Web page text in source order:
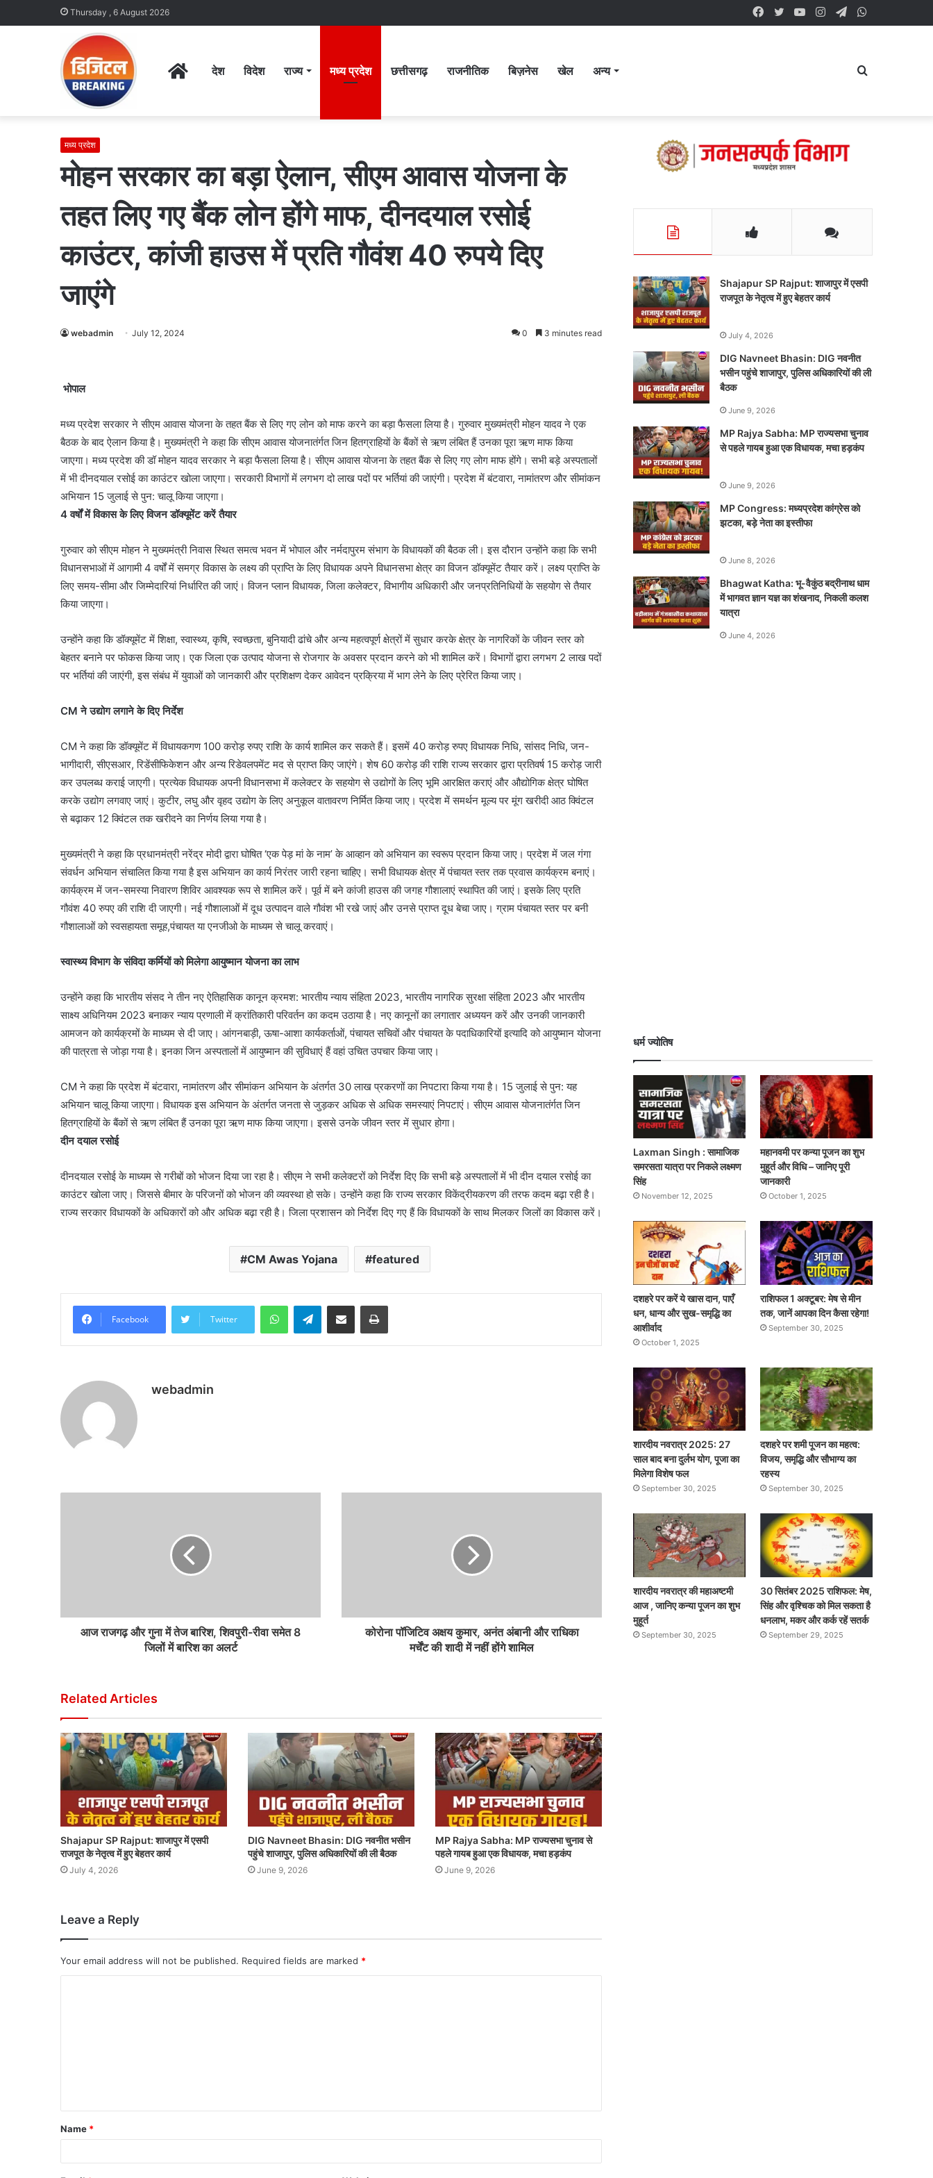
Thursday , 6 August 2026 Telegram
Instagram
YouTube
Twitter
Facebook
Homeदेश विदेश राज्य मध्य प्रदेश छत्तीसगढ़ राजनीतिक बिज़नेस खेल अन्य Search
मध्य प्रदेश
मोहन सरकार का बड़ा ऐलान, सीएम आवास योजना के
तहत लिए गए बैंक लोन होंगे माफ, दीनदयाल रसोई
काउंटर, कांजी हाउस में प्रति गौवंश 40 रुपये दिए
जाएंगे
webadmin July 12, 2024 0 3 minutes read
भोपाल
मध्य प्रदेश सरकार ने सीएम आवास योजना के तहत बैंक से लिए गए लोन को माफ करने का बड़ा फैसला लिया है। गुरुवार मुख्यमंत्री मोहन यादव ने एक
बैठक के बाद ऐलान किया है। मुख्यमंत्री ने कहा कि सीएम आवास योजनातंर्गत जिन हितग्राहियों के बैंकों से ऋण लंबित हैं उनका पूरा ऋण माफ किया
जाएगा। मध्य प्रदेश की डॉ मोहन यादव सरकार ने बड़ा फैसला लिया है। सीएम आवास योजना के तहत बैंक से लिए गए लोग माफ होंगे। सभी बड़े अस्पतालों
में भी दीनदयाल रसोई का काउंटर खोला जाएगा। सरकारी विभागों में लगभग दो लाख पदों पर भर्तियां की जाएंगी। प्रदेश में बंटवारा, नामांतरण और सीमांकन
अभियान 15 जुलाई से पुन: चालू किया जाएगा।
4 वर्षों में विकास के लिए विजन डॉक्यूमेंट करें तैयार
गुरुवार को सीएम मोहन ने मुख्यमंत्री निवास स्थित समत्व भवन में भोपाल और नर्मदापुरम संभाग के विधायकों की बैठक ली। इस दौरान उन्होंने कहा कि सभी
विधानसभाओं में आगामी 4 वर्षों में समग्र विकास के लक्ष्य की प्राप्ति के लिए विधायक अपने विधानसभा क्षेत्र का विजन डॉक्यूमेंट तैयार करें। लक्ष्य प्राप्ति के
लिए समय-सीमा और जिम्मेदारियां निर्धारित की जाएं। विजन प्लान विधायक, जिला कलेक्टर, विभागीय अधिकारी और जनप्रतिनिधियों के सहयोग से तैयार
किया जाएगा।
उन्होंने कहा कि डॉक्यूमेंट में शिक्षा, स्वास्थ्य, कृषि, स्वच्छता, बुनियादी ढांचे और अन्य महत्वपूर्ण क्षेत्रों में सुधार करके क्षेत्र के नागरिकों के जीवन स्तर को
बेहतर बनाने पर फोकस किया जाए। एक जिला एक उत्पाद योजना से रोजगार के अवसर प्रदान करने को भी शामिल करें। विभागों द्वारा लगभग 2 लाख पदों
पर भर्तियां की जाएंगी, इस संबंध में युवाओं को जानकारी और प्रशिक्षण देकर आवेदन प्रक्रिया में भाग लेने के लिए प्रेरित किया जाए।
CM ने उद्योग लगाने के दिए निर्देश
CM ने कहा कि डॉक्यूमेंट में विधायकगण 100 करोड़ रुपए राशि के कार्य शामिल कर सकते हैं। इसमें 40 करोड़ रुपए विधायक निधि, सांसद निधि, जन-
भागीदारी, सीएसआर, रिडेंसीफिकेशन और अन्य रिडेवलपमेंट मद से प्राप्त किए जाएंगे। शेष 60 करोड़ की राशि राज्य सरकार द्वारा प्रतिवर्ष 15 करोड़ जारी
कर उपलब्ध कराई जाएगी। प्रत्येक विधायक अपनी विधानसभा में कलेक्टर के सहयोग से उद्योगों के लिए भूमि आरक्षित कराएं और औद्योगिक क्षेत्र घोषित
करके उद्योग लगवाए जाएं। कुटीर, लघु और वृहद उद्योग के लिए अनुकूल वातावरण निर्मित किया जाए। प्रदेश में समर्थन मूल्य पर मूंग खरीदी आठ क्विंटल
से बढ़ाकर 12 क्विंटल तक खरीदने का निर्णय लिया गया है।
मुख्यमंत्री ने कहा कि प्रधानमंत्री नरेंद्र मोदी द्वारा घोषित ‘एक पेड़ मां के नाम’ के आव्हान को अभियान का स्वरूप प्रदान किया जाए। प्रदेश में जल गंगा
संवर्धन अभियान संचालित किया गया है इस अभियान का कार्य निरंतर जारी रहना चाहिए। सभी विधायक क्षेत्र में पंचायत स्तर तक प्रवास कार्यक्रम बनाएं।
कार्यक्रम में जन-समस्या निवारण शिविर आवश्यक रूप से शामिल करें। पूर्व में बने कांजी हाउस की जगह गौशालाएं स्थापित की जाएं। इसके लिए प्रति
गौवंश 40 रुपए की राशि दी जाएगी। नई गौशालाओं में दूध उत्पादन वाले गौवंश भी रखे जाएं और उनसे प्राप्त दूध बेचा जाए। ग्राम पंचायत स्तर पर बनी
गौशालाओं को स्वसहायता समूह,पंचायत या एनजीओ के माध्यम से चालू करवाएं।
स्वास्थ्य विभाग के संविदा कर्मियों को मिलेगा आयुष्मान योजना का लाभ
उन्होंने कहा कि भारतीय संसद ने तीन नए ऐतिहासिक कानून क्रमश: भारतीय न्याय संहिता 2023, भारतीय नागरिक सुरक्षा संहिता 2023 और भारतीय
साक्ष्य अधिनियम 2023 बनाकर न्याय प्रणाली में क्रांतिकारी परिवर्तन का कदम उठाया है। नए कानूनों का लगातार अध्ययन करें और उनकी जानकारी
आमजन को कार्यक्रमों के माध्यम से दी जाए। आंगनबाड़ी, ऊषा-आशा कार्यकर्ताओं, पंचायत सचिवों और पंचायत के पदाधिकारियों इत्यादि को आयुष्मान योजना
की पात्रता से जोड़ा गया है। इनका जिन अस्पतालों में आयुष्मान की सुविधाएं हैं वहां उचित उपचार किया जाए।
CM ने कहा कि प्रदेश में बंटवारा, नामांतरण और सीमांकन अभियान के अंतर्गत 30 लाख प्रकरणों का निपटारा किया गया है। 15 जुलाई से पुन: यह
अभियान चालू किया जाएगा। विधायक इस अभियान के अंतर्गत जनता से जुड़कर अधिक से अधिक समस्याएं निपटाएं। सीएम आवास योजनातंर्गत जिन
हितग्राहियों के बैंकों से ऋण लंबित हैं उनका पूरा ऋण माफ किया जाएगा। इससे उनके जीवन स्तर में सुधार होगा।
दीन दयाल रसोई
दीनदयाल रसोई के माध्यम से गरीबों को भोजन दिया जा रहा है। सीएम ने सभी कलेक्टरों को निर्देश दिए कि सभी बड़े अस्पतालों में भी दीन दयाल रसोई का
काउंटर खोला जाए। जिससे बीमार के परिजनों को भोजन की व्यवस्था हो सके। उन्होंने कहा कि राज्य सरकार विकेंद्रीयकरण की तरफ कदम बढ़ा रही है।
राज्य सरकार विधायकों के अधिकारों को और अधिक बढ़ा रही है। जिला प्रशासन को निर्देश दिए गए हैं कि विधायकों के साथ मिलकर जिलों का विकास करें।
CM Awas Yojana featured
Facebook Twitter
WhatsAppTelegramShare via Email Print
webadmin
आज राजगढ़ और गुना में तेज बारिश, शिवपुरी-रीवा समेत 8
जिलों में बारिश का अलर्ट
कोरोना पॉजिटिव अक्षय कुमार, अनंत अंबानी और राधिका
मर्चेंट की शादी में नहीं होंगे शामिल
Related Articles
Shajapur SP Rajput: शाजापुर में एसपी
राजपूत के नेतृत्व में हुए बेहतर कार्य
July 4, 2026
DIG Navneet Bhasin: DIG नवनीत भसीन
पहुंचे शाजापुर, पुलिस अधिकारियों की ली बैठक
June 9, 2026
MP Rajya Sabha: MP राज्यसभा चुनाव से
पहले गायब हुआ एक विधायक, मचा हड़कंप
June 9, 2026
Leave a Reply
Your email address will not be published. Required fields are marked *
Name *
Shajapur SP Rajput: शाजापुर में एसपी
राजपूत के नेतृत्व में हुए बेहतर कार्य
July 4, 2026
DIG Navneet Bhasin: DIG नवनीत
भसीन पहुंचे शाजापुर, पुलिस अधिकारियों की ली
बैठक
June 9, 2026
MP Rajya Sabha: MP राज्यसभा चुनाव
से पहले गायब हुआ एक विधायक, मचा हड़कंप
June 9, 2026
MP Congress: मध्यप्रदेश कांग्रेस को
झटका, बड़े नेता का इस्तीफा
June 8, 2026
Bhagwat Katha: भू-वैकुंठ बद्रीनाथ धाम
में भागवत ज्ञान यज्ञ का शंखनाद, निकली कलश
यात्रा
June 4, 2026
धर्म ज्योतिष
Laxman Singh : सामाजिक
समरसता यात्रा पर निकले लक्ष्मण
सिंह
November 12, 2025
महानवमी पर कन्या पूजन का शुभ
मुहूर्त और विधि – जानिए पूरी
जानकारी
October 1, 2025
दशहरे पर करें ये खास दान, पाएँ
धन, धान्य और सुख-समृद्धि का
आशीर्वाद
October 1, 2025
राशिफल 1 अक्टूबर: मेष से मीन
तक, जानें आपका दिन कैसा रहेगा!
September 30, 2025
शारदीय नवरात्र 2025: 27
साल बाद बना दुर्लभ योग, पूजा का
मिलेगा विशेष फल
September 30, 2025
दशहरे पर शमी पूजन का महत्व:
विजय, समृद्धि और सौभाग्य का
रहस्य
September 30, 2025
शारदीय नवरात्र की महाअष्टमी
आज , जानिए कन्या पूजन का शुभ
मुहूर्त
September 30, 2025
30 सितंबर 2025 राशिफल: मेष,
सिंह और वृश्चिक को मिल सकता है
धनलाभ, मकर और कर्क रहें सतर्क
September 29, 2025